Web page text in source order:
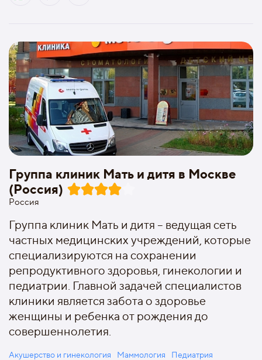
Группа клиник Мать и дитя в Москве
(Россия)
Россия
Группа клиник Мать и дитя – ведущая сеть
частных медицинских учреждений, которые
специализируются на сохранении
репродуктивного здоровья, гинекологии и
педиатрии. Главной задачей специалистов
клиники является забота о здоровье
женщины и ребенка от рождения до
совершеннолетия.
Акушерство и гинекология Маммология
Педиатрия